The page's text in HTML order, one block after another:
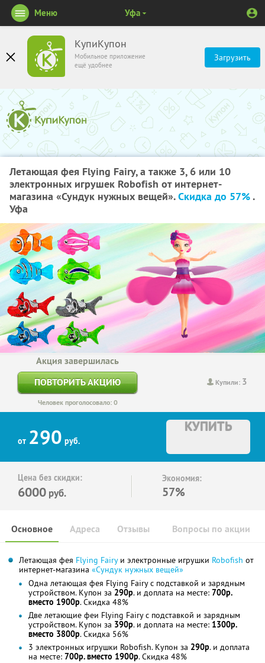
КупиКупон
Мобильное приложение
ещё удобнее
Загрузить
Меню Уфа
Летающая фея Flying Fairy, а также 3, 6 или 10
электронных игрушек Robofish от интернет-
магазина «Сундук нужных вещей».Скидка до 57%.
Уфа
Купили: 3
Акция завершилась
ПОВТОРИТЬ АКЦИЮ
Человек проголосовало: 0
от 290 руб.
КУПИТЬ
Цена без скидки:
6000 руб.
Экономия:
57%
Основное Отзывы Вопросы по акции
Адреса
Летающая фея Flying Fairy и электронные игрушки Robofish от
интернет-магазина «Сундук нужных вещей»
Одна летающая фея Flying Fairy с подставкой и зарядным
устройством. Купон за 290р. и доплата на месте: 700р.
вместо 1900р. Скидка 48%
Две летающие феи Flying Fairy с подставкой и зарядным
устройством. Купон за 390р. и доплата на месте: 1300р.
вместо 3800р. Скидка 56%
3 электронных игрушки Robofish. Купон за 290р. и доплата
на месте: 700р. вместо 1900р. Скидка 48%